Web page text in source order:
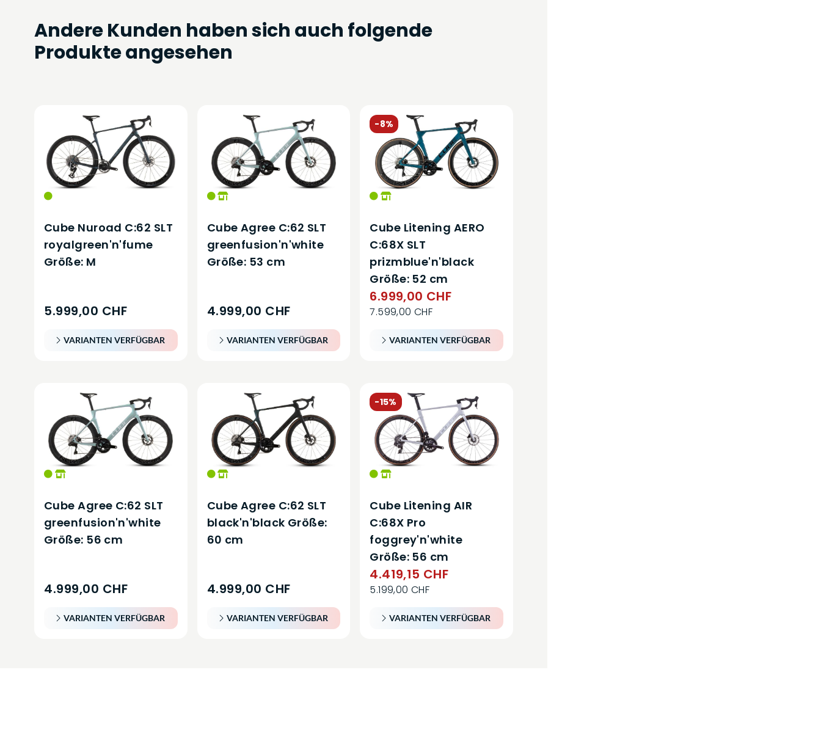
Andere Kunden haben sich auch folgende
Produkte angesehen
Cube Nuroad C:62 SLT
royalgreen'n'fume
Größe: M
5.999,00 CHF
VARIANTEN VERFÜGBAR
Cube Agree C:62 SLT
greenfusion'n'white
Größe: 53 cm
4.999,00 CHF
VARIANTEN VERFÜGBAR
-8%
Cube Litening AERO
C:68X SLT
prizmblue'n'black
Größe: 52 cm
6.999,00 CHF
7.599,00 CHF
VARIANTEN VERFÜGBAR
Cube Agree C:62 SLT
greenfusion'n'white
Größe: 56 cm
4.999,00 CHF
VARIANTEN VERFÜGBAR
Cube Agree C:62 SLT
black'n'black Größe:
60 cm
4.999,00 CHF
VARIANTEN VERFÜGBAR
-15%
Cube Litening AIR
C:68X Pro
foggrey'n'white
Größe: 56 cm
4.419,15 CHF
5.199,00 CHF
VARIANTEN VERFÜGBAR